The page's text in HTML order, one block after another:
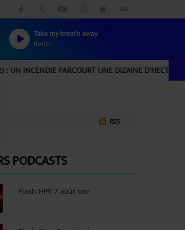
Take my breath away
Berlin
PARCOURT UNE DIZAINE D'HECTARES, UNE
RSS
PODCASTS
Flash HPY 7 août soir